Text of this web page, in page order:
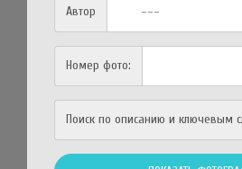
Автор
Номер фото:
Поиск по описанию и ключевым